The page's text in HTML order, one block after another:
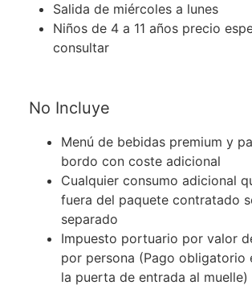
Salida de miércoles a lunes
Niños de 4 a 11 años precio
consultar
No Incluye
Menú de bebidas premium y
bordo con coste adicional
Cualquier consumo adicional
fuera del paquete contratado
separado
Impuesto portuario por valor
por persona (Pago obligatorio
la puerta de entrada al muelle)